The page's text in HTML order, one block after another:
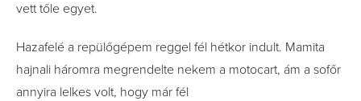
vett tőle egyet.
Hazafelé a repülőgépem reggel fél hétkor indult. Mamita
hajnali háromra megrendelte nekem a motocart, ám a sofőr
annyira lelkes volt, hogy már fél